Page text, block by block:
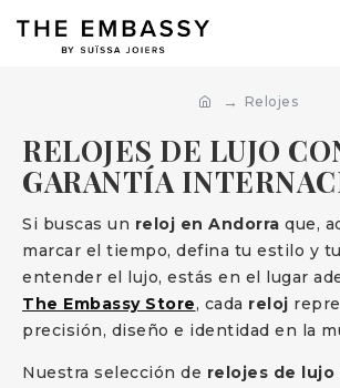
Relojes
RELOJES DE LUJO
GARANTÍA
Si buscas un reloj en Andorra que,
marcar el tiempo, defina tu estilo y
entender el lujo, estás en el lugar
The Embassy Store, cada reloj
precisión, diseño e identidad en la
Nuestra selección de relojes de lujo